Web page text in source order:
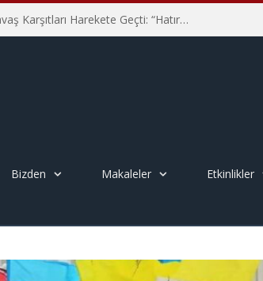
Hiroşima’nın 81. Yılında İtalyan Savaş Karşıtları Harekete Geçti: “Hatırlamak yeterli değil”
Bizden Makaleler Etkinlikler